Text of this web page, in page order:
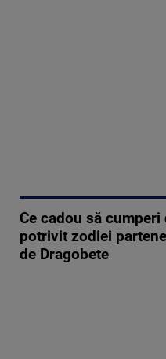
Ce cadou să
potrivit zodiei
de Dragobete